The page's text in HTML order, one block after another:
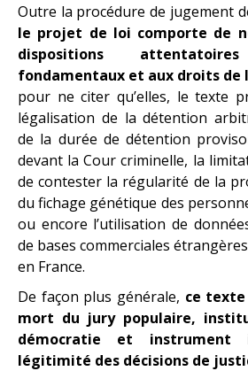
Outre la procédure de jugement
le projet de loi comporte de
dispositions
fondamentaux et aux droits de
pour ne citer qu’elles, le texte
légalisation de la détention
de la durée de détention
devant la Cour criminelle, la
de contester la régularité de la
du fichage génétique des
ou encore l’utilisation de
de bases commerciales
en France.
De façon plus générale, ce
mort du jury populaire,
démocratie et instrument
légitimité des décisions de